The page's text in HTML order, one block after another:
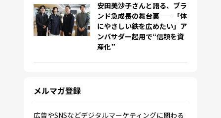
安田美沙子さんと語る、ブラ
ンド急成長の舞台裏──「体
にやさしい鉄を広めたい」ア
ンバサダー起用で“信頼を資
産化”
メルマガ登録
広告やSNSなどデジタルマーケティングに関わる